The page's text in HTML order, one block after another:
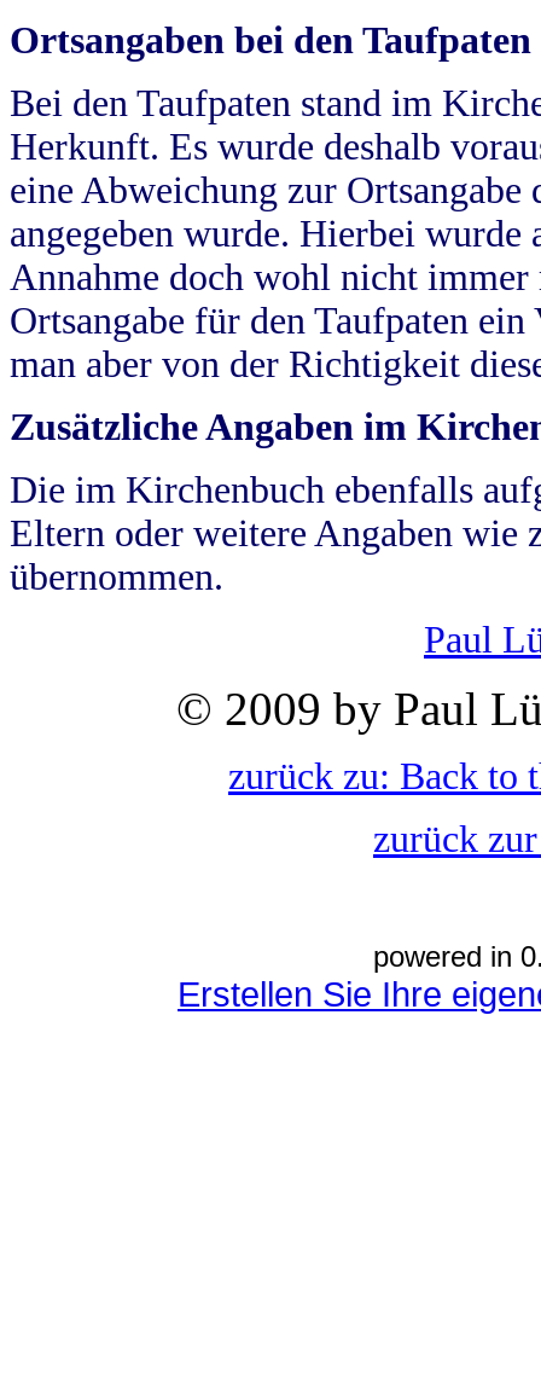
Ortsangaben bei den Taufpaten
Bei den Taufpaten stand im
Herkunft. Es wurde deshalb
eine Abweichung zur
angegeben wurde. Hierbei wurde
Annahme doch wohl nicht
Ortsangabe für den Taufpaten
man aber von der Richtigkeit
Zusätzliche Angaben im
Die im Kirchenbuch ebenfalls
Eltern oder weitere Angaben wie
übernommen.
Paul
© 2009 by Paul
zurück zu: Back to
zurück
powered in
Erstellen Sie Ihre